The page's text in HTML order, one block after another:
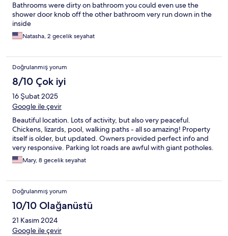
Bathrooms were dirty on bathroom you could even use the
shower door knob off the other bathroom very run down in the
inside
Natasha, 2 gecelik seyahat
Doğrulanmış yorum
8/10 Çok iyi
16 Şubat 2025
Google ile çevir
Beautiful location. Lots of activity, but also very peaceful.
Chickens, lizards, pool, walking paths - all so amazing! Property
itself is older, but updated. Owners provided perfect info and
very responsive. Parking lot roads are awful with giant potholes.
Mary, 8 gecelik seyahat
Doğrulanmış yorum
10/10 Olağanüstü
21 Kasım 2024
Google ile çevir